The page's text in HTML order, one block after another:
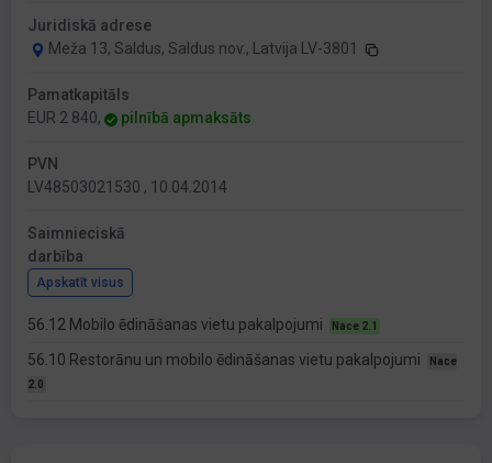
Juridiskā adrese
Meža 13, Saldus, Saldus nov., Latvija LV-3801
Pamatkapitāls
EUR 2 840,
pilnībā apmaksāts
PVN
LV48503021530 , 10.04.2014
Saimnieciskā
darbība
Apskatīt visus
56.12 Mobilo ēdināšanas vietu pakalpojumi Nace 2.1
56.10 Restorānu un mobilo ēdināšanas vietu pakalpojumi
Nace
2.0